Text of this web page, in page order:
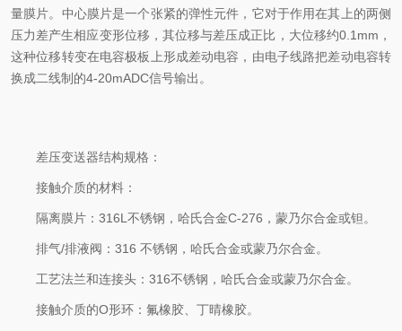
量膜片。中心膜片是一个张紧的弹性元件 ，它对于作用在其上的两侧
压力差产生相应变形位移，其位移与差压成正比，大位移约0.1mm，
这种位移转变在电容极板上形成差动电容，由电子线路把差动电容转
换成二线制的4-20mADC信号输出。
差压变送器结构规格：
接触介质的材料：
隔离膜片：316L不锈钢，哈氏合金C-276，蒙乃尔合金或钽。
排气/排液阀：316 不锈钢，哈氏合金或蒙乃尔合金。
工艺法兰和连接头：316不锈钢，哈氏合金或蒙乃尔合金。
接触介质的O形环：氟橡胶、丁晴橡胶。